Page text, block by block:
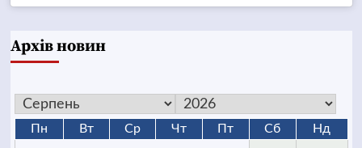
Архів новин
Пн Вт Ср Чт Пт Сб Нд